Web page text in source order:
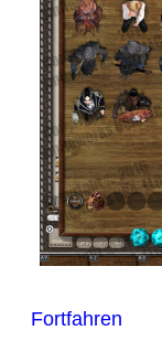
Fortfahren